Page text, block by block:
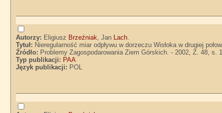
Autorzy: Eligiusz Brzeźniak, Jan Lach.
Tytuł: Nieregularność miar odpływu w dorzeczu Wisłoka w drugiej
Źródło: Problemy Zagospodarowania Ziem Górskich. - 2002, Z. 48, s.
Typ publikacji: PAA
Język publikacji: POL